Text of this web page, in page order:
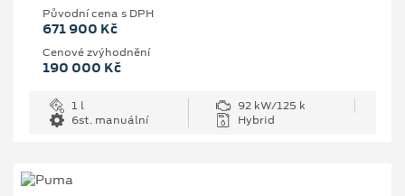
Původní cena s DPH
671 900 Kč
Cenové zvýhodnění
190 000 Kč
1 l
92 kW/125 k
6st. manuální
Hybrid